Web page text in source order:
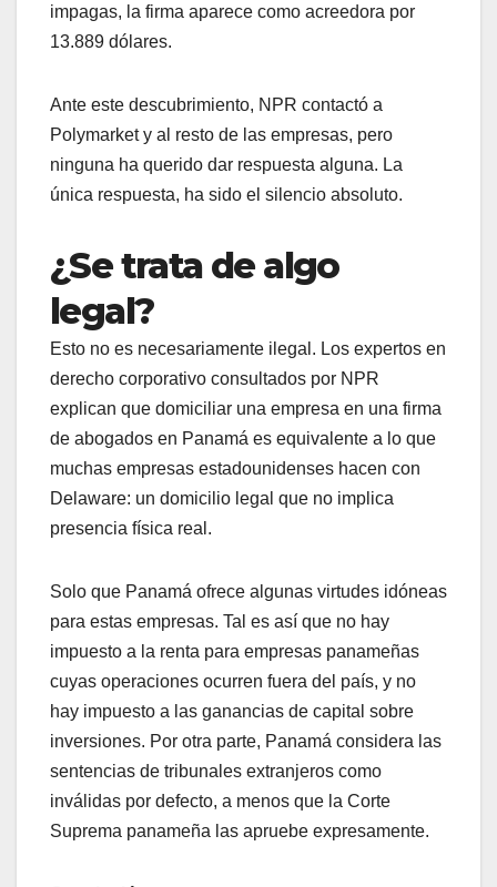
impagas, la firma aparece como acreedora por
13.889 dólares.
Ante este descubrimiento, NPR contactó a
Polymarket y al resto de las empresas, pero
ninguna ha querido dar respuesta alguna. La
única respuesta, ha sido el silencio absoluto.
¿Se trata de algo
legal?
Esto no es necesariamente ilegal. Los expertos en
derecho corporativo consultados por NPR
explican que domiciliar una empresa en una firma
de abogados en Panamá es equivalente a lo que
muchas empresas estadounidenses hacen con
Delaware: un domicilio legal que no implica
presencia física real.
Solo que Panamá ofrece algunas virtudes idóneas
para estas empresas. Tal es así que no hay
impuesto a la renta para empresas panameñas
cuyas operaciones ocurren fuera del país, y no
hay impuesto a las ganancias de capital sobre
inversiones. Por otra parte, Panamá considera las
sentencias de tribunales extranjeros como
inválidas por defecto, a menos que la Corte
Suprema panameña las apruebe expresamente.